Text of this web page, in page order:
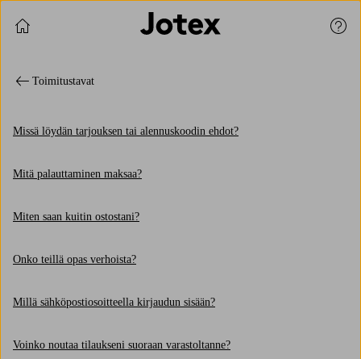
Jatka ostoksia
Toimitustavat
Missä löydän tarjouksen tai alennuskoodin ehdot?
Mitä palauttaminen maksaa?
Miten saan kuitin ostostani?
Onko teillä opas verhoista?
Millä sähköpostiosoitteella kirjaudun sisään?
Voinko noutaa tilaukseni suoraan varastoltanne?